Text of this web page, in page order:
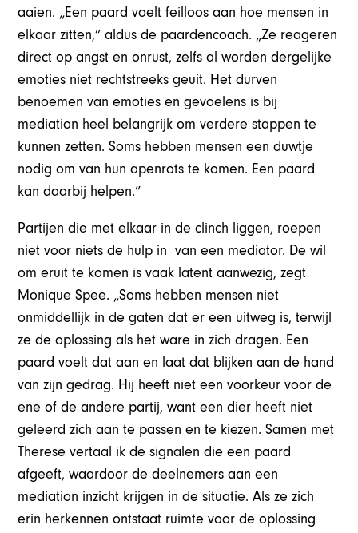
aaien. „Een paard voelt feilloos aan hoe mensen in
elkaar zitten,” aldus de paardencoach. „Ze reageren
direct op angst en onrust, zelfs al worden dergelijke
emoties niet rechtstreeks geuit. Het durven
benoemen van emoties en gevoelens is bij
mediation heel belangrijk om verdere stappen te
kunnen zetten. Soms hebben mensen een duwtje
nodig om van hun apenrots te komen. Een paard
kan daarbij helpen.”
Partijen die met elkaar in de clinch liggen, roepen
niet voor niets de hulp in van een mediator. De wil
om eruit te komen is vaak latent aanwezig, zegt
Monique Spee. „Soms hebben mensen niet
onmiddellijk in de gaten dat er een uitweg is, terwijl
ze de oplossing als het ware in zich dragen. Een
paard voelt dat aan en laat dat blijken aan de hand
van zijn gedrag. Hij heeft niet een voorkeur voor de
ene of de andere partij, want een dier heeft niet
geleerd zich aan te passen en te kiezen. Samen met
Therese vertaal ik de signalen die een paard
afgeeft, waardoor de deelnemers aan een
mediation inzicht krijgen in de situatie. Als ze zich
erin herkennen ontstaat ruimte voor de oplossing